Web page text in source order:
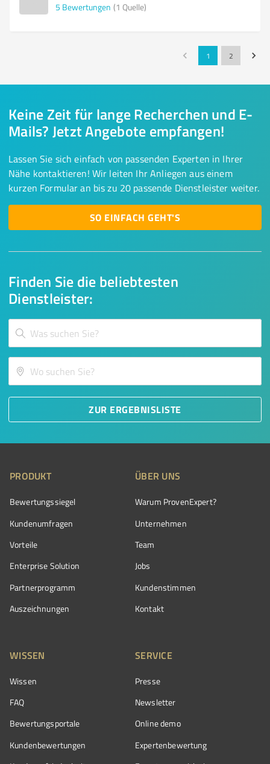
5 Bewertungen (1 Quelle)
1 2
Finden Sie die beliebtesten
Dienstleister:
ZUR ERGEBNISLISTE
Keine Zeit für lange Recherchen und E-
Mails? Jetzt Angebote empfangen!
Lassen Sie sich einfach von passenden Experten in Ihrer
Nähe kontaktieren! Wir leiten Ihr Anliegen aus einem
kurzen Formular an bis zu 20 passende Dienstleister weiter.
SO EINFACH GEHT'S
PRODUKT
Bewertungssiegel
Kundenumfragen
Vorteile
Enterprise Solution
Partnerprogramm
Auszeichnungen
ÜBER UNS
Warum ProvenExpert?
Unternehmen
Team
Jobs
Kundenstimmen
Kontakt
WISSEN
Wissen
FAQ
Bewertungsportale
Kundenbewertungen
SERVICE
Presse
Newsletter
Online demo
Expertenbewertung